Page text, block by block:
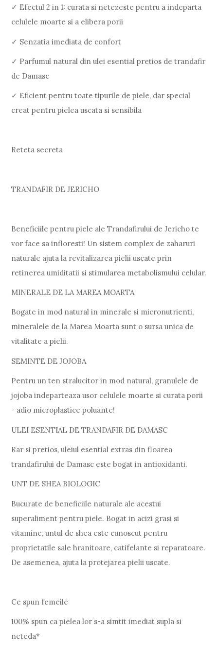
✓ Efectul 2 in 1: curata si netezeste pentru a indeparta
celulele moarte si a elibera porii
✓ Senzatia imediata de confort
✓ Parfumul natural din ulei esential pretios de trandafir
de Damasc
✓ Eficient pentru toate tipurile de piele, dar special
creat pentru pielea uscata si sensibila
Reteta secreta
TRANDAFIR DE JERICHO
Beneficiile pentru piele ale Trandafirului de Jericho te
vor face sa infloresti! Un sistem complex de zaharuri
naturale ajuta la revitalizarea pielii uscate prin
retinerea umiditatii si stimularea metabolismului celular.
MINERALE DE LA MAREA MOARTA
Bogate in mod natural in minerale si micronutrienti,
mineralele de la Marea Moarta sunt o sursa unica de
vitalitate a pielii.
SEMINTE DE JOJOBA
Pentru un ten stralucitor in mod natural, granulele de
jojoba indeparteaza usor celulele moarte si curata porii
- adio microplastice poluante!
ULEI ESENTIAL DE TRANDAFIR DE DAMASC
Rar si pretios, uleiul esential extras din floarea
trandafirului de Damasc este bogat in antioxidanti.
UNT DE SHEA BIOLOGIC
Bucurate de beneficiile naturale ale acestui
superaliment pentru piele. Bogat in acizi grasi si
vitamine, untul de shea este cunoscut pentru
proprietatile sale hranitoare, catifelante si reparatoare.
De asemenea, ajuta la protejarea pielii uscate.
Ce spun femeile
100% spun ca pielea lor s-a simtit imediat supla si
neteda*